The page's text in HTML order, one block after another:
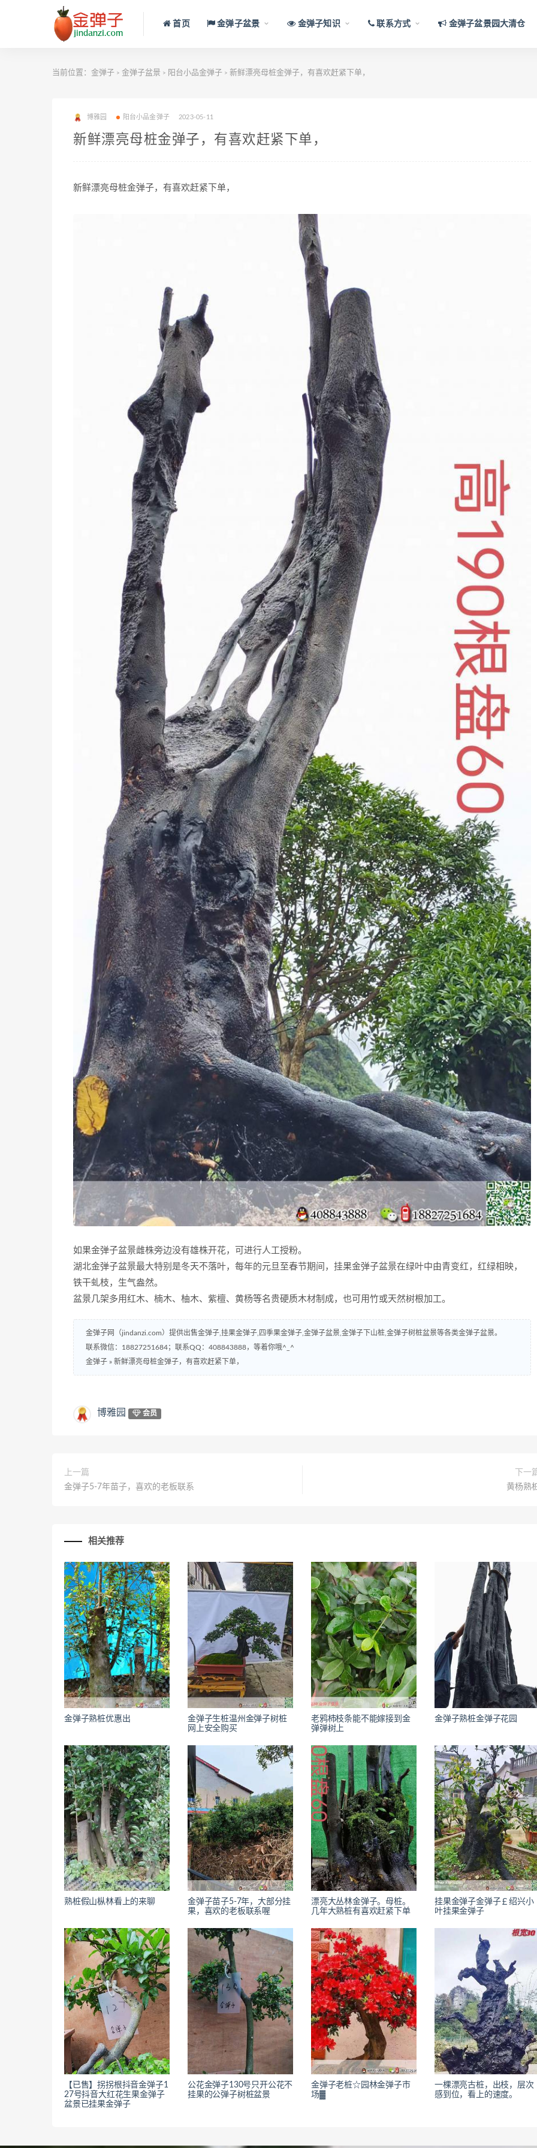
首页 金弹子盆景 金弹子知识 联系方式 金弹子盆景园大清仓
当前位置： 金弹子 > 金弹子盆景 > 阳台小品金弹子 > 新鲜漂亮母桩金弹子，有喜欢赶紧下单，
博雅园 阳台小品金弹子 2023-05-11
新鲜漂亮母桩金弹子，有喜欢赶紧下单，
新鲜漂亮母桩金弹子，有喜欢赶紧下单，
如果金弹子盆景雌株旁边没有雄株开花，可进行人工授粉。
湖北金弹子盆景最大特别是冬天不落叶，每年的元旦至春节期间，挂果金弹子盆景在绿叶中由青变红，红绿相映，
铁干虬枝，生气盎然。
盆景几架多用红木、楠木、柚木、紫檀、黄杨等名贵硬质木材制成，也可用竹或天然树根加工。
金弹子网（jindanzi.com）提供出售金弹子,挂果金弹子,四季果金弹子,金弹子盆景,金弹子下山桩,金弹子树桩盆景等各类金弹子盆景。
联系微信：18827251684；联系QQ：408843888，等着你哦^_^
金弹子 » 新鲜漂亮母桩金弹子，有喜欢赶紧下单，
博雅园 会员
上一篇
金弹子5-7年苗子，喜欢的老板联系
下一
黄杨熟
相关推荐
金弹子熟桩优惠出
金弹子生桩温州金弹子树桩
网上安全购买
老鸦柿枝条能不能嫁接到金
弹弹树上
金弹子熟桩金弹子花园
熟桩假山枞林看上的来聊
金弹子苗子5-7年，大部分挂
果，喜欢的老板联系喔
漂亮大丛林金弹子。母桩。
几年大熟桩有喜欢赶紧下单
挂果金弹子金弹子￡绍兴小
叶挂果金弹子
【已售】拐拐根抖音金弹子1
27号抖音大红花生果金弹子
盆景已挂果金弹子
公花金弹子130号只开公花不
挂果的公弹子树桩盆景
金弹子老桩☆园林金弹子市
场▓
一棵漂亮古桩，出枝，层次
感到位，看上的速度。